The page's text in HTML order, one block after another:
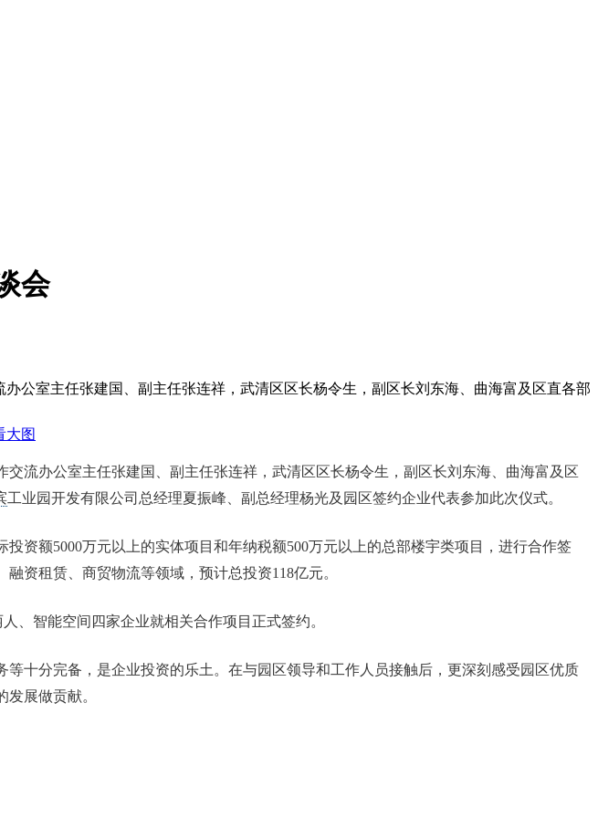
会
公室主任张建国、副主任张连祥，武清区区长杨令生，副区长刘东海、曲海富及区直各部
流办公室主任张建国、副主任张连祥，武清区区长杨令生，副区长刘东海、曲海富及区
工业园开发有限公司总经理夏振峰、副总经理杨光及园区签约企业代表参加此次仪式。
资额5000万元以上的实体项目和年纳税额500万元以上的总部楼宇类项目，进行合作签
资租赁、商贸物流等领域，预计总投资118亿元。
、智能空间四家企业就相关合作项目正式签约。
十分完备，是企业投资的乐土。在与园区领导和工作人员接触后，更深刻感受园区优质
展做贡献。